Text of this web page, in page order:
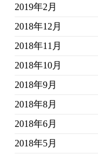
2019年2月
2018年12月
2018年11月
2018年10月
2018年9月
2018年8月
2018年6月
2018年5月